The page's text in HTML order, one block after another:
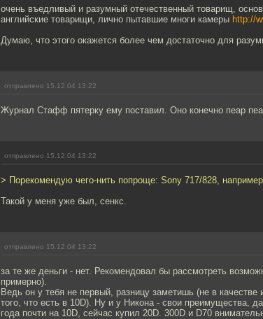
очень въедливый и разумный отечественный товарищ,
английские товарищи, лично пытавшие многи камеры http://
Думаю, что этого окажется более чем достаточно для
отправлено 15.12.04 13:22
Журнал Стафф пятерку ему поставил. Оно конечно пеар
отправлено 15.12.04 13:22
> Порекомендую чего-нить попроще: Sony 717/828,
Такой у меня уже был, сенкс.
отправлено 15.12.04 13:22
за те же деньги - нет. Рекомендовал бы рассмотреть
примерно).
Ведь он у тебя не первый, разницу заметишь (не в
того, что есть в 10D). Ну и у Никона - свои преимущества,
года почти на 10D, сейчас купил 20D. 300D и D70